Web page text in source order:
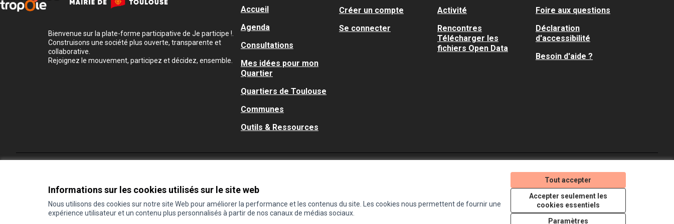
Informations sur les cookies utilisés sur le site web
Nous utilisons des cookies sur notre site Web pour améliorer la performance et les contenus du site. Les cookies nous permettent de fournir une
expérience utilisateur et un contenu plus personnalisés à partir de nos canaux de médias sociaux.
Tout accepter
Accepter seulement les
cookies essentiels
Paramètres
Bienvenue sur la plate-forme participative de Je participe !.
Construisons une société plus ouverte, transparente et
collaborative.
Rejoignez le mouvement, participez et décidez, ensemble.
Accueil
Agenda
Consultations
Mes idées pour mon
Quartier
Quartiers de Toulouse
Communes
Outils & Ressources
Créer un compte
Se connecter
Activité
Rencontres
Télécharger les
fichiers Open Data
Foire aux questions
Déclaration
d'accessibilité
Besoin d'aide ?
(Lien externe)
(Lien externe)
(Lien externe)
Licence Creative
(Lien externe)